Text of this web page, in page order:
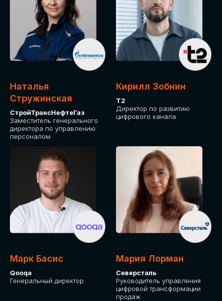
Наталья
Стружинская
СтройТрансНефтеГаз
Заместитель генерального
директора по управлению
персоналом
Кирилл Зобнин
Т2
Директор по развитию
цифрового канала
Марк Басис
Qooqa
Генеральный директор
Мария Лорман
Северсталь
Руководитель управления
цифровой трансформации
продаж
Приглашаем стать спикером GLOBAL
TECH FORUM и поделиться своим
опытом и экспертизой. Будем рады
сотрудничеству!
IT Solutions for Business
СРЕДИ ПАРТНЕРОВ
МЕРОПРИЯТИЯ